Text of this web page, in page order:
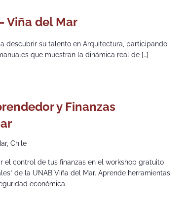
Viña del Mar
descubrir su talento en Arquitectura, participando
que muestran la dinámica real de […]
y Finanzas
Chile
el control de tus finanzas en el workshop gratuito
de la UNAB Viña del Mar. Aprende herramientas
económica.